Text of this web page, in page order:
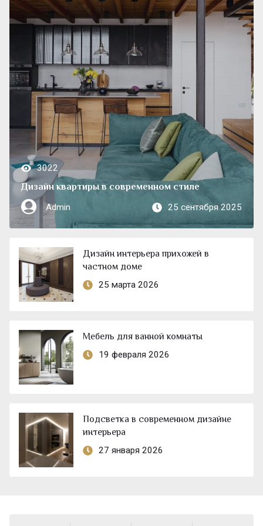
3022
Дизайн квартиры в современном стиле
Admin
25 сентября 2025
Дизайн интерьера прихожей в
частном доме
25 марта 2026
Мебель для ванной комнаты
19 февраля 2026
Подсветка в современном дизайне
интерьера
27 января 2026